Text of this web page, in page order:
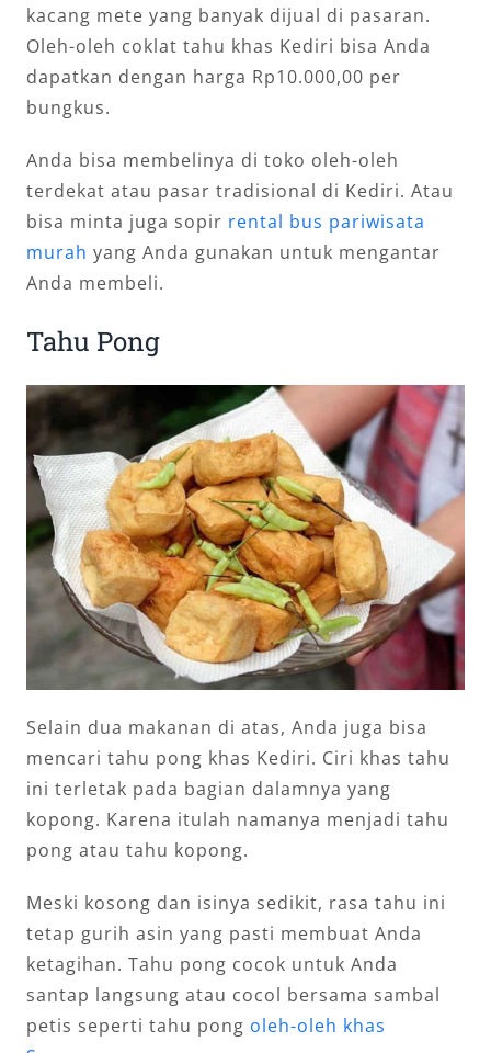
kacang mete yang banyak dijual di pasaran.
Oleh-oleh coklat tahu khas Kediri bisa Anda
dapatkan dengan harga Rp10.000,00 per
bungkus.
Anda bisa membelinya di toko oleh-oleh
terdekat atau pasar tradisional di Kediri. Atau
bisa minta juga sopir rental bus pariwisata
murah yang Anda gunakan untuk mengantar
Anda membeli.
Tahu Pong
Selain dua makanan di atas, Anda juga bisa
mencari tahu pong khas Kediri. Ciri khas tahu
ini terletak pada bagian dalamnya yang
kopong. Karena itulah namanya menjadi tahu
pong atau tahu kopong.
Meski kosong dan isinya sedikit, rasa tahu ini
tetap gurih asin yang pasti membuat Anda
ketagihan. Tahu pong cocok untuk Anda
santap langsung atau cocol bersama sambal
petis seperti tahu pong oleh-oleh khas